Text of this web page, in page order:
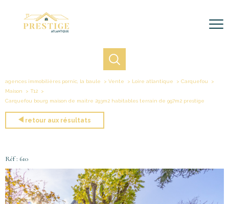
agences immobilières pornic, la baule Vente Loire atlantique
Carquefou
Maison
T12
Carquefou bourg maison de maitre 293m2 habitables terrain de 997m2 prestige
retour aux résultats
Réf : 610